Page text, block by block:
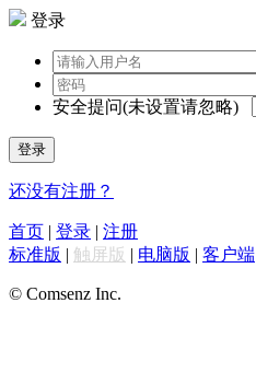
登录
安全提问(未设置请忽略)
登录
还没有注册？
首页 | 登录 | 注册
标准版 | 触屏版 | 电脑版 | 客户端
© Comsenz Inc.